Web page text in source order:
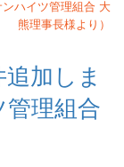
ハイツ管理組合 大
熊理事長様より）
加しま
管理組合